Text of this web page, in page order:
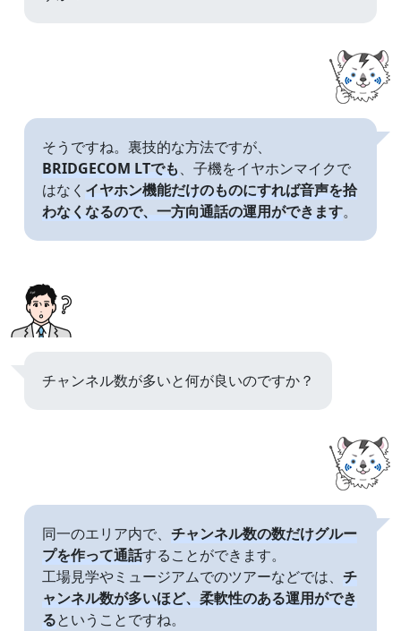
そうですね。裏技的な方法ですが、
BRIDGECOM LTでも、子機をイヤホンマイクで
はなく イヤホン機能だけのものにすれば音声を拾
わなくなるので、一方向通話の運用ができます。
チャンネル数が多いと何が良いのですか？
同一のエリア内で、 チャンネル数の数だけグルー
プを作って通話することができます。
工場見学やミュージアムでのツアーなどでは、 チ
ャンネル数が多いほど、柔軟性のある運用ができ
るということですね。